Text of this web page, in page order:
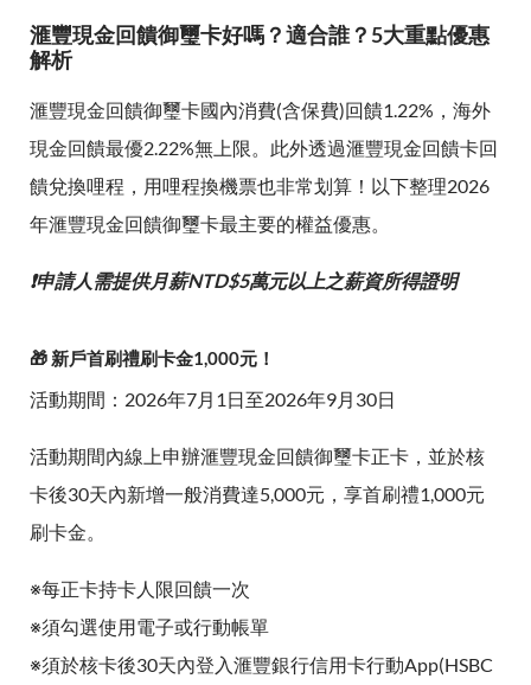
滙豐現金回饋御璽卡好嗎？適合誰？5大重點優惠
解析
滙豐現金回饋御璽卡國內消費(含保費)回饋1.22%，海外
現金回饋最優2.22%無上限。此外透過滙豐現金回饋卡回
饋兌換哩程，用哩程換機票也非常划算！以下整理2026
年滙豐現金回饋御璽卡最主要的權益優惠。
❗申請人需提供月薪NTD$5萬元以上之薪資所得證明
🎁 新戶首刷禮刷卡金1,000元！
活動期間：2026年7月1日至2026年9月30日
活動期間內線上申辦滙豐現金回饋御璽卡正卡，並於核
卡後30天內新增一般消費達5,000元，享首刷禮1,000元
刷卡金。
※每正卡持卡人限回饋一次
※須勾選使用電子或行動帳單
※須於核卡後30天內登入滙豐銀行信用卡行動App(HSBC